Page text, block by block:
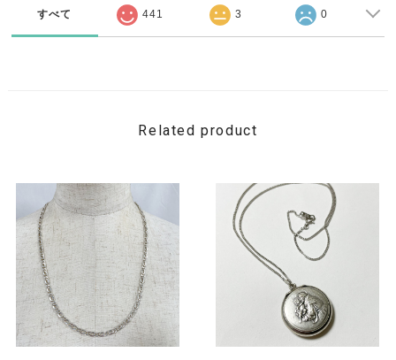
すべて 441 3 0
Related product